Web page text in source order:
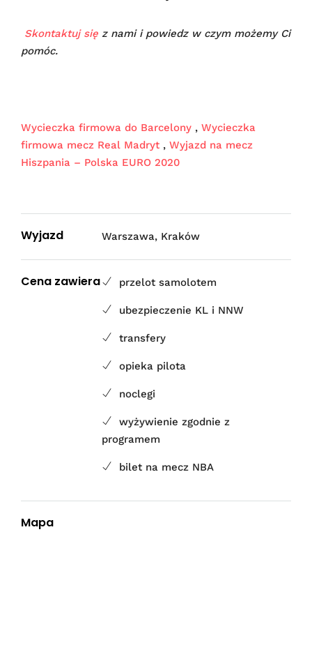
Skontaktuj się z nami i powiedz w czym możemy Ci
pomóc.
Wycieczka firmowa do Barcelony , Wycieczka
firmowa mecz Real Madryt , Wyjazd na mecz
Hiszpania – Polska EURO 2020
Wyjazd Warszawa, Kraków
Cena zawiera przelot samolotem
ubezpieczenie KL i NNW
transfery
opieka pilota
noclegi
wyżywienie zgodnie z
programem
bilet na mecz NBA
Mapa